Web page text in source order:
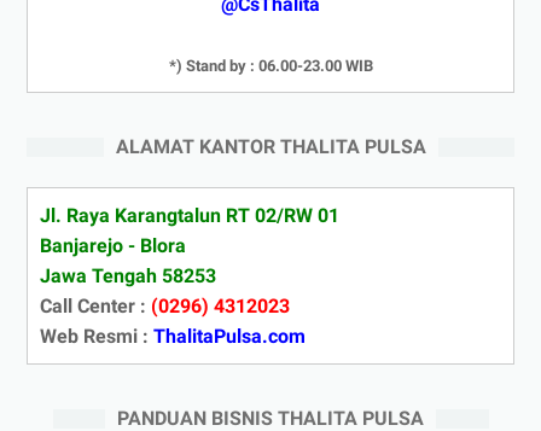
*) Stand by : 06.00-23.00 WIB
ALAMAT KANTOR THALITA PULSA
Jl. Raya Karangtalun RT 02/RW 01
Banjarejo - Blora
Jawa Tengah 58253
Call Center : (0296) 4312023
Web Resmi : ThalitaPulsa.com
PANDUAN BISNIS THALITA PULSA